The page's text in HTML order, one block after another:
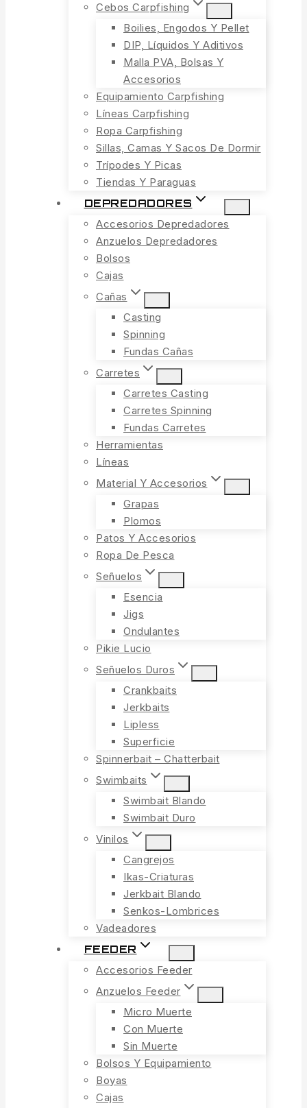
Cebos Carpfishing
Boilies, Engodos Y Pellet
DIP, Líquidos Y Aditivos
Malla PVA, Bolsas Y
Accesorios
Equipamiento Carpfishing
Líneas Carpfishing
Ropa Carpfishing
Sillas, Camas Y Sacos De Dormir
Trípodes Y Picas
Tiendas Y Paraguas
DEPREDADORES
Accesorios Depredadores
Anzuelos Depredadores
Bolsos
Cajas
Cañas
Casting
Spinning
Fundas Cañas
Carretes
Carretes Casting
Carretes Spinning
Fundas Carretes
Herramientas
Líneas
Material Y Accesorios
Grapas
Plomos
Patos Y Accesorios
Ropa De Pesca
Señuelos
Esencia
Jigs
Ondulantes
Pikie Lucio
Señuelos Duros
Crankbaits
Jerkbaits
Lipless
Superficie
Spinnerbait – Chatterbait
Swimbaits
Swimbait Blando
Swimbait Duro
Vinilos
Cangrejos
Ikas-Criaturas
Jerkbait Blando
Senkos-Lombrices
Vadeadores
FEEDER
Accesorios Feeder
Anzuelos Feeder
Micro Muerte
Con Muerte
Sin Muerte
Bolsos Y Equipamiento
Boyas
Cajas